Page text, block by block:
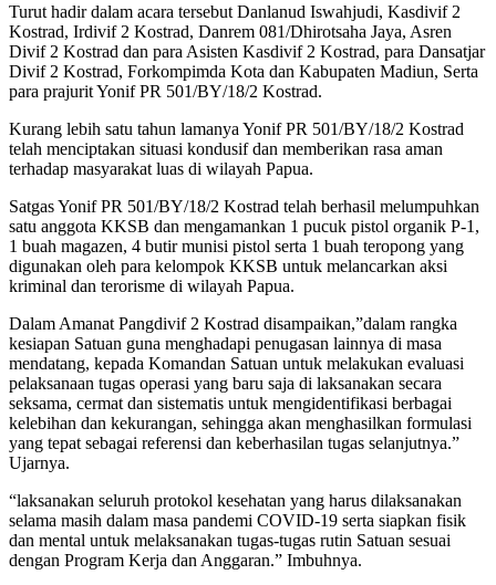
Turut hadir dalam acara tersebut Danlanud Iswahjudi, Kasdivif 2
Kostrad, Irdivif 2 Kostrad, Danrem 081/Dhirotsaha Jaya, Asren
Divif 2 Kostrad dan para Asisten Kasdivif 2 Kostrad, para Dansatjar
Divif 2 Kostrad, Forkompimda Kota dan Kabupaten Madiun, Serta
para prajurit Yonif PR 501/BY/18/2 Kostrad.
Kurang lebih satu tahun lamanya Yonif PR 501/BY/18/2 Kostrad
telah menciptakan situasi kondusif dan memberikan rasa aman
terhadap masyarakat luas di wilayah Papua.
Satgas Yonif PR 501/BY/18/2 Kostrad telah berhasil melumpuhkan
satu anggota KKSB dan mengamankan 1 pucuk pistol organik P-1,
1 buah magazen, 4 butir munisi pistol serta 1 buah teropong yang
digunakan oleh para kelompok KKSB untuk melancarkan aksi
kriminal dan terorisme di wilayah Papua.
Dalam Amanat Pangdivif 2 Kostrad disampaikan,”dalam rangka
kesiapan Satuan guna menghadapi penugasan lainnya di masa
mendatang, kepada Komandan Satuan untuk melakukan evaluasi
pelaksanaan tugas operasi yang baru saja di laksanakan secara
seksama, cermat dan sistematis untuk mengidentifikasi berbagai
kelebihan dan kekurangan, sehingga akan menghasilkan formulasi
yang tepat sebagai referensi dan keberhasilan tugas selanjutnya.”
Ujarnya.
“laksanakan seluruh protokol kesehatan yang harus dilaksanakan
selama masih dalam masa pandemi COVID-19 serta siapkan fisik
dan mental untuk melaksanakan tugas-tugas rutin Satuan sesuai
dengan Program Kerja dan Anggaran.” Imbuhnya.